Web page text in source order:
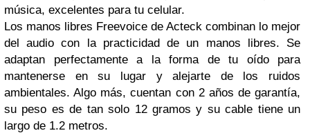
música, excelentes para tu celular.
Los manos libres Freevoice de Acteck combinan lo mejor
del audio con la practicidad de un manos libres. Se
adaptan perfectamente a la forma de tu oído para
mantenerse en su lugar y alejarte de los ruidos
ambientales. Algo más, cuentan con 2 años de garantía,
su peso es de tan solo 12 gramos y su cable tiene un
largo de 1.2 metros.